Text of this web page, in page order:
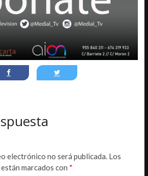
electrónico no será publicada. Los
marcados con *